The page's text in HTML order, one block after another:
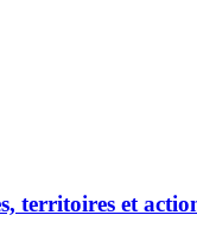
territoires et